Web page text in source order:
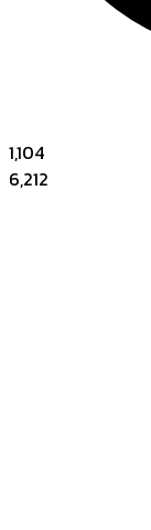
1,104
6,212